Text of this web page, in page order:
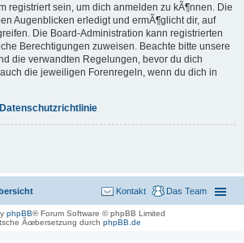
registriert sein, um dich anmelden zu kÃ¶nnen. Die
Augenblicken erledigt und ermÃ¶glicht dir, auf
Die Board-Administration kann registrierten
Berechtigungen zuweisen. Beachte bitte unsere
die verwandten Regelungen, bevor du dich
die jeweiligen Forenregeln, wenn du dich in
Datenschutzrichtlinie
Das Team
Kontakt
phpBB® Forum Software © phpBB Limited
Ãœbersetzung durch phpBB.de